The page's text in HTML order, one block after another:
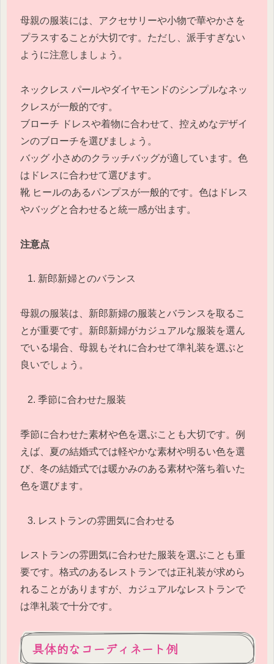
母親の服装には、アクセサリーや小物で華やかさを
プラスすることが大切です。ただし、派手すぎない
ように注意しましょう。
ネックレス パールやダイヤモンドのシンプルなネッ
クレスが一般的です。
ブローチ ドレスや着物に合わせて、控えめなデザイ
ンのブローチを選びましょう。
バッグ 小さめのクラッチバッグが適しています。色
はドレスに合わせて選びます。
靴 ヒールのあるパンプスが一般的です。色はドレス
やバッグと合わせると統一感が出ます。
注意点
新郎新婦とのバランス
母親の服装は、新郎新婦の服装とバランスを取るこ
とが重要です。新郎新婦がカジュアルな服装を選ん
でいる場合、母親もそれに合わせて準礼装を選ぶと
良いでしょう。
季節に合わせた服装
季節に合わせた素材や色を選ぶことも大切です。例
えば、夏の結婚式では軽やかな素材や明るい色を選
び、冬の結婚式では暖かみのある素材や落ち着いた
色を選びます。
レストランの雰囲気に合わせる
レストランの雰囲気に合わせた服装を選ぶことも重
要です。格式のあるレストランでは正礼装が求めら
れることがありますが、カジュアルなレストランで
は準礼装で十分です。
具体的なコーディネート例